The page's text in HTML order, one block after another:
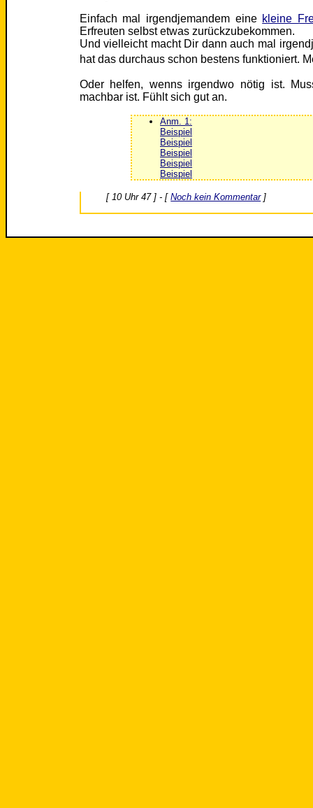
Einfach mal irgendjemandem eine kleine
Erfreuten selbst etwas zurückzubekommen.
Und vielleicht macht Dir dann auch mal
hat das durchaus schon bestens funktioniert.
Oder helfen, wenns irgendwo nötig ist.
machbar ist. Fühlt sich gut an.
Anm. 1:
Beispiel
Beispiel
Beispiel
Beispiel
Beispiel
[ 10 Uhr 47 ] - [Noch kein Kommentar]